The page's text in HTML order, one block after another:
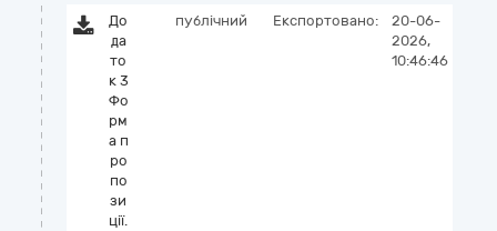
До
да
то
к 3
Фо
рм
а п
ро
по
зи
цiї.
публічний Експортовано:
20-06-
2026,
10:46:46